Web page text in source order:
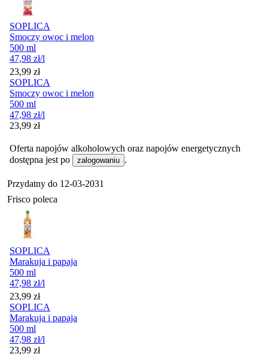
SOPLICA
Smoczy owoc i melon
500 ml
47,98 zł/l
Cena
23,99 zł
SOPLICA
Smoczy owoc i melon
500 ml
47,98 zł/l
Cena
23,99 zł
Oferta napojów alkoholowych oraz napojów energetycznych
dostępna jest po
zalogowaniu .
Przydatny do 12-03-2031
Frisco poleca
SOPLICA
Marakuja i papaja
500 ml
47,98 zł/l
Cena
23,99 zł
SOPLICA
Marakuja i papaja
500 ml
47,98 zł/l
Cena
23,99 zł